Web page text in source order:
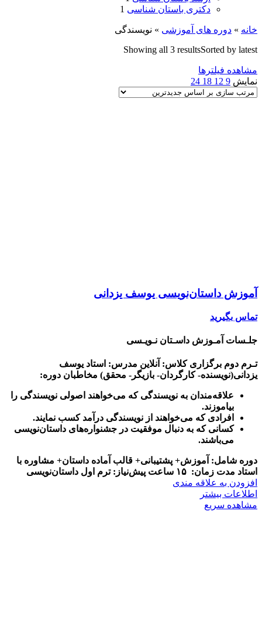
دکتری باستان شناسی 1
خانه » دوره های آموزشی » نویسندگی
Showing all 3 resultsSorted by latest
مشاهده فیلترها
نمایش 9
12
18
24
آموزش داستان‌نویسی یوسف یزدانی
تماس بگیرید
جلـسات آمـوزش داسـتان نـویـسی
تـرم دوم برگزاری کلاس: آنلاین مدرس: استاد یوسف
یزدانی(نویسنده- کارگردان- بازیگر- محقق) مخاطبان دوره:
علاقه‌مندان به نویسندگی که می‌خواهند اصولی نویسندگی را
بیاموزند.
افرادی که می‌خواهند از نویسندگی درآمد کسب نمایند.
کسانی که به دنبال موفقیت در جشنواره‌های داستان‌نویسی
می‌باشند.
دوره شامل: آموزش+ پشتیبانی+ قالب آماده داستان+ مشاوره با
استاد مدت زمان: ۱۵ ساعت
پیش‌نیاز: ترم اول داستان‌نویسی
افزودن به علاقه مندی
اطلاعات بیشتر
مشاهده سریع